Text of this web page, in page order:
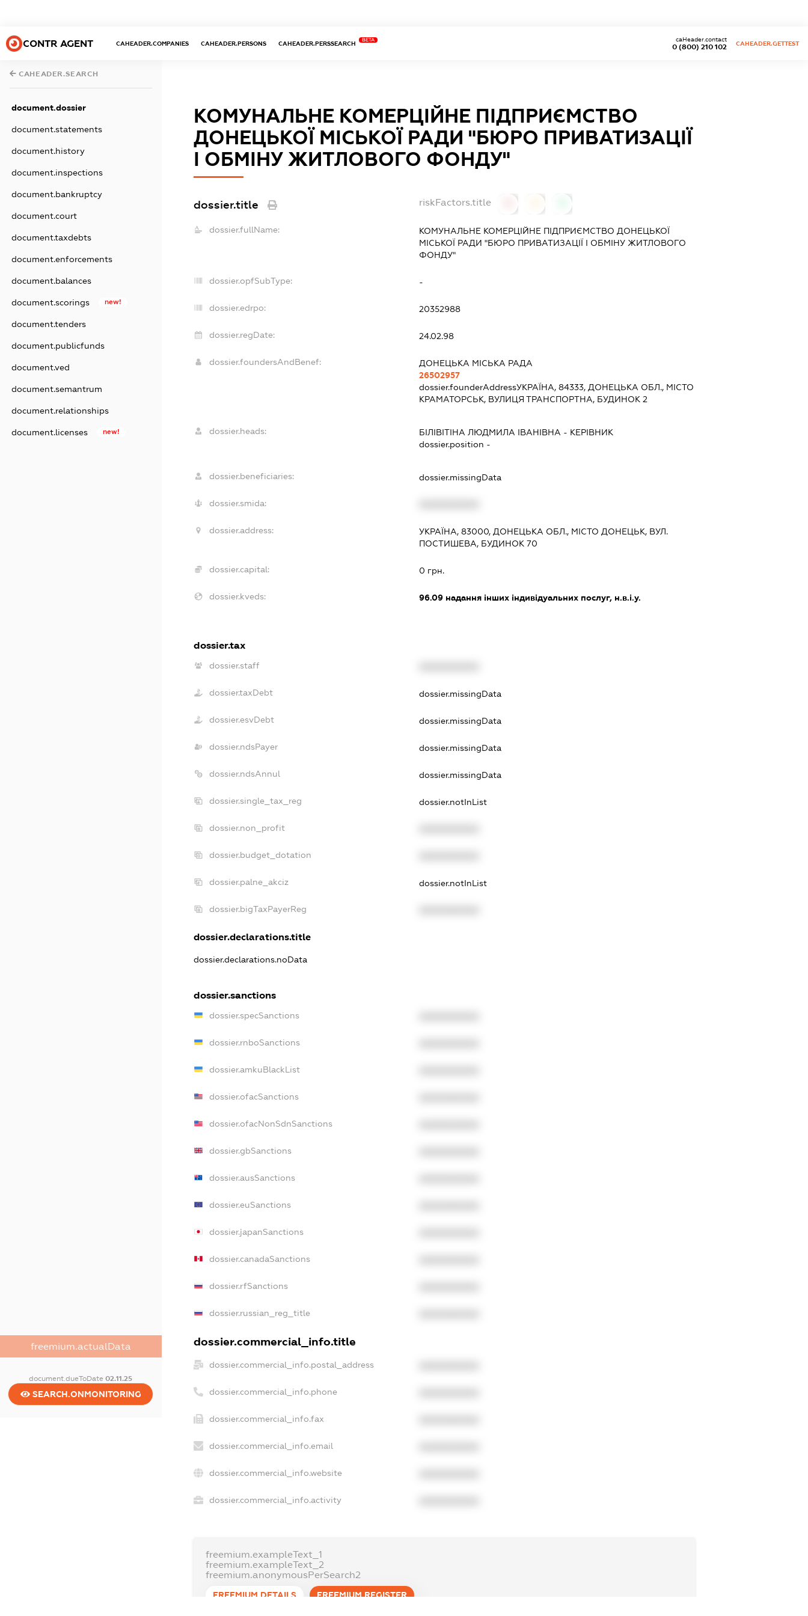
CONTR AGENT CAHEADER.COMPANIES CAHEADER.PERSONS CAHEADER.PERSSEARCH
BETA
0 (800) 210 102
caHeader.contact
CAHEADER.GETTEST
CAHEADER.SEARCH
document.dossier
document.statements
document.history
document.inspections
document.bankruptcy
document.court
document.taxdebts
document.enforcements
document.balances
document.scorings new!
document.tenders
document.publicfunds
document.ved
document.semantrum
document.relationships
document.licenses new!
freemium.actualData
document.dueToDate02.11.25
SEARCH.ONMONITORING
КОМУНАЛЬНЕ КОМЕРЦІЙНЕ ПІДПРИЄМСТВО
ДОНЕЦЬКОЇ МІСЬКОЇ РАДИ "БЮРО ПРИВАТИЗАЦІЇ
І ОБМІНУ ЖИТЛОВОГО ФОНДУ"
dossier.title riskFactors.title
dossier.fullName:
КОМУНАЛЬНЕ КОМЕРЦІЙНЕ ПІДПРИЄМСТВО ДОНЕЦЬКОЇ
МІСЬКОЇ РАДИ "БЮРО ПРИВАТИЗАЦІЇ І ОБМІНУ ЖИТЛОВОГО
ФОНДУ"
dossier.opfSubType: -
dossier.edrpo: 20352988
dossier.regDate: 24.02.98
dossier.foundersAndBenef:
ДОНЕЦЬКА МІСЬКА РАДА
26502957
dossier.founderAddressУКРАЇНА, 84333, ДОНЕЦЬКА ОБЛ., МІСТО
КРАМАТОРСЬК, ВУЛИЦЯ ТРАНСПОРТНА, БУДИНОК 2
dossier.heads: БІЛІВІТІНА ЛЮДМИЛА ІВАНІВНА - КЕРІВНИК
dossier.position -
dossier.beneficiaries: dossier.missingData
dossier.smida:
dossier.address:
УКРАЇНА, 83000, ДОНЕЦЬКА ОБЛ., МІСТО ДОНЕЦЬК, ВУЛ.
ПОСТИШЕВА, БУДИНОК 70
dossier.capital: 0 грн.
dossier.kveds: 96.09 надання інших індивідуальних послуг, н.в.і.у.
dossier.tax
dossier.staff
dossier.taxDebt dossier.missingData
dossier.esvDebt dossier.missingData
dossier.ndsPayer dossier.missingData
dossier.ndsAnnul dossier.missingData
dossier.single_tax_reg dossier.notInList
dossier.non_profit
dossier.budget_dotation
dossier.palne_akciz dossier.notInList
dossier.bigTaxPayerReg
dossier.declarations.title
dossier.declarations.noData
dossier.sanctions
dossier.specSanctions
dossier.rnboSanctions
dossier.amkuBlackList
dossier.ofacSanctions
dossier.ofacNonSdnSanctions
dossier.gbSanctions
dossier.ausSanctions
dossier.euSanctions
dossier.japanSanctions
dossier.canadaSanctions
dossier.rfSanctions
dossier.russian_reg_title
dossier.commercial_info.title
dossier.commercial_info.postal_address
dossier.commercial_info.phone
dossier.commercial_info.fax
dossier.commercial_info.email
dossier.commercial_info.website
dossier.commercial_info.activity
freemium.exampleText_1
freemium.exampleText_2
freemium.anonymousPerSearch2
FREEMIUM.DETAILS FREEMIUM.REGISTER